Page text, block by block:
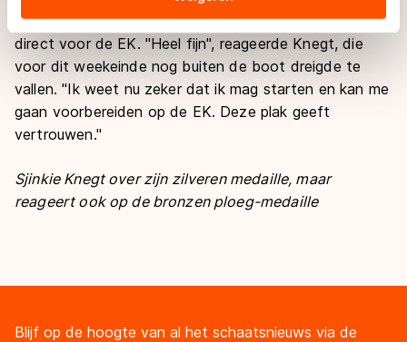
landen buiten de EU, zoals de VS, waar mogelijk geen
adequaat beschermingsniveau geldt volgens de GDPR.
Door op ‘Toestaan’ te klikken, stemt u in met deze
overdracht. Meer informatie vindt u in ons
cookiebeleid
resultaat in de wereldbeker plaatsen zich namelijk
direct voor de EK. "Heel fijn", reageerde Knegt, die
voor dit weekeinde nog buiten de boot dreigde te
vallen. "Ik weet nu zeker dat ik mag starten en kan me
gaan voorbereiden op de EK. Deze plak geeft
vertrouwen."
Sjinkie Knegt over zijn zilveren medaille, maar
reageert ook op de bronzen ploeg-medaille
Blijf op de hoogte van al het schaatsnieuws via de